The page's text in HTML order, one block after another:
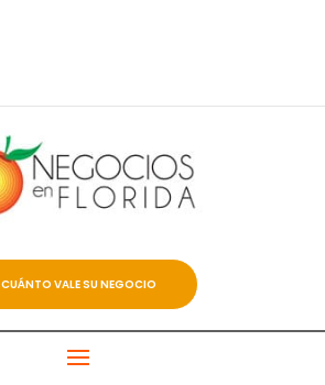
CUÁNTO VALE SU NEGOCIO